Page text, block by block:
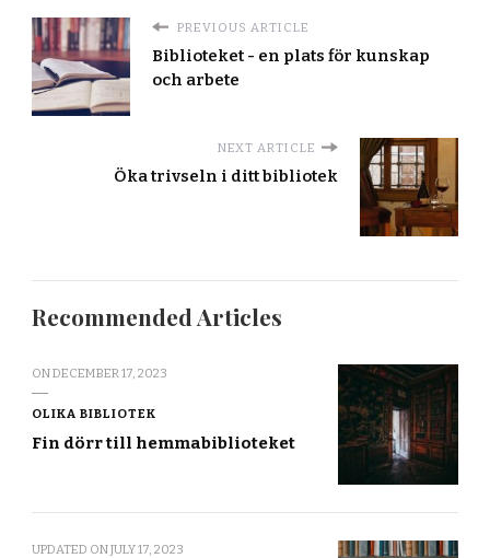
PREVIOUS ARTICLE
Biblioteket - en plats för kunskap
och arbete
NEXT ARTICLE
Öka trivseln i ditt bibliotek
Recommended Articles
ONDECEMBER 17, 2023
OLIKA BIBLIOTEK
Fin dörr till hemmabiblioteket
UPDATED ONJULY 17, 2023